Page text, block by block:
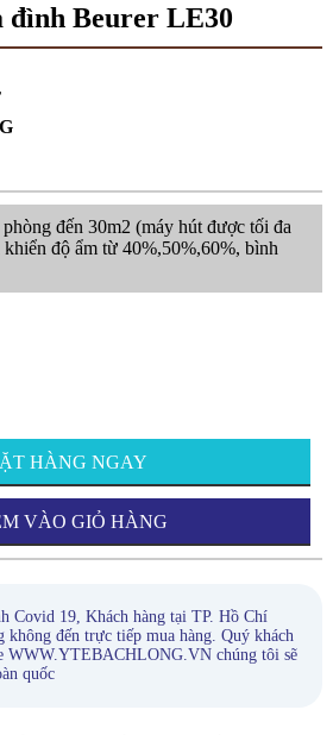
đình Beurer LE30
đến 30m2 (máy hút được tối đa
độ ẩm từ 40%,50%,60%, bình
HÀNG NGAY
VÀO GIỎ HÀNG
Covid 19, Khách hàng tại TP. Hồ Chí
đến trực tiếp mua hàng. Quý khách
WWW.YTEBACHLONG.VN chúng tôi sẽ
quốc